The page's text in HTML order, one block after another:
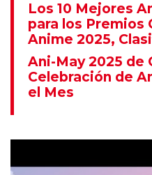
Los 10 Mejores
para los Premios
Anime 2025,
Ani-May 2025 de
Celebración de
el Mes